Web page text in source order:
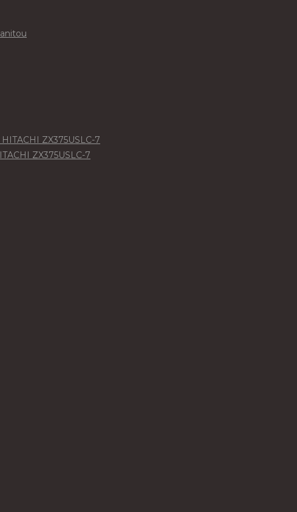
ZX375USLC-7